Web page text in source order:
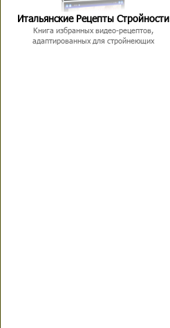
Итальянские Рецепты Стройности
Книга избранных видео-рецептов,
адаптированных для стройнеющих